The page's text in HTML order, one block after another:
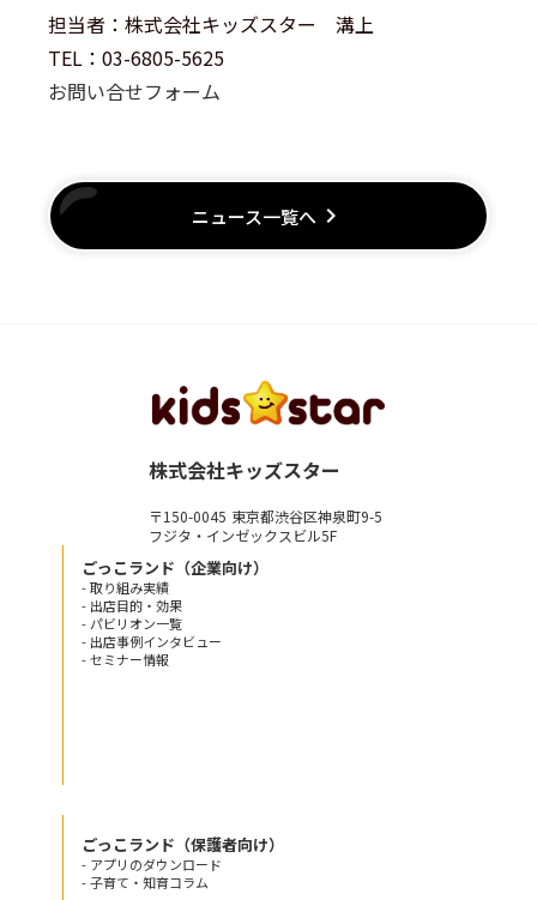
担当者：株式会社キッズスター 溝上
TEL：03-6805-5625
お問い合せフォーム
ニュース一覧へ keyboard_arrow_right
株式会社キッズスター
〒150-0045 東京都渋谷区神泉町9-5
フジタ・インゼックスビル5F
ごっこランド（企業向け）
- 取り組み実績
- 出店目的・効果
- パビリオン一覧
- 出店事例インタビュー
- セミナー情報
ごっこランド（保護者向け）
- アプリのダウンロード
- 子育て・知育コラム